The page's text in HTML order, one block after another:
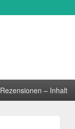
Rezensionen – Inhalt